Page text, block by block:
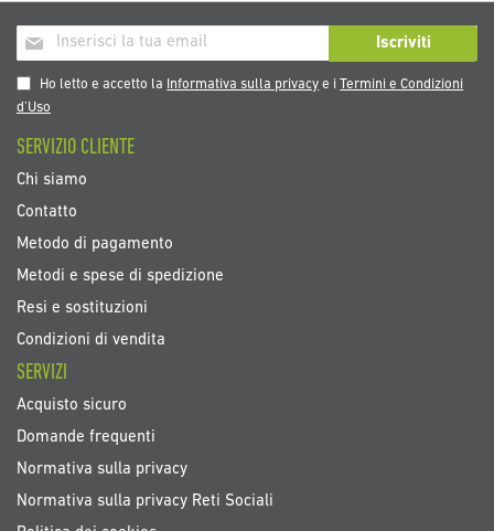
Iscriviti
alla
nostra
Newsletter:
Iscriviti
Ho letto e accetto la Informativa sulla privacy e iTermini e Condizioni
d’Uso
SERVIZIO CLIENTE
Chi siamo
Contatto
Metodo di pagamento
Metodi e spese di spedizione
Resi e sostituzioni
Condizioni di vendita
SERVIZI
Acquisto sicuro
Domande frequenti
Normativa sulla privacy
Normativa sulla privacy Reti Sociali